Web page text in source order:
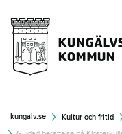
kungalv.se Kultur och fritid